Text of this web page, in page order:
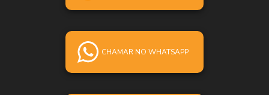
CHAMAR NO WHATSAPP